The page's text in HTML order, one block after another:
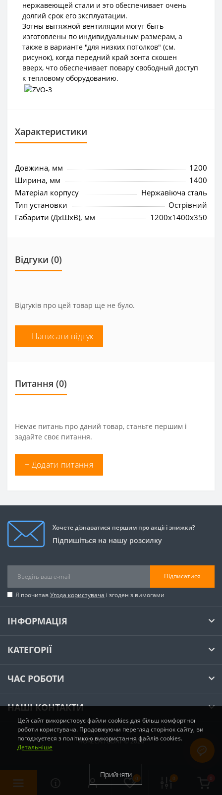
0 0 0
нержавеющей стали и это обеспечивает очень
долгий срок его эксплуатации.
Зотны вытяжной вентиляции могут быть
изготовлены по индивидуальным размерам, а
также в варианте "для низких потолков" (см.
рисунок), когда передний край зонта скошен
вверх, что обеспечивает повару свободный доступ
к тепловому оборудованию.
Характеристики
Довжина, мм
1200
Ширина, мм
1400
Матеріал корпусу
Нержавіюча сталь
Тип установки
Острівний
Габарити (ДхШхВ), мм
1200x1400x350
Відгуки (0)
Відгуків про цей товар ще не було.
+ Написати відгук
Питання (0)
Немає питань про даний товар, станьте першим і
задайте своє питання.
+ Додати питання
Хочете дізнаватися першим про акції і знижки?
Підпишіться на нашу розсилку
Підписатися
Я прочитавУгода користувача і згоден з вимогами
ІНФОРМАЦІЯ
КАТЕГОРІЇ
ЧАС РОБОТИ
НАШІ КОНТАКТИ
HORECA.TODAY © 2026
Цей сайт використовує файли cookies для більш комфортної
роботи користувача. Продовжуючи перегляд сторінок сайту, ви
погоджуєтеся з політикою використання файлів cookies.
Детальніше
Прийняти